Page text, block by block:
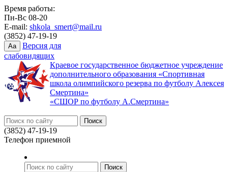
Время работы:
Пн-Вс 08-20
E-mail: shkola_smert@mail.ru
(3852) 47-19-19
Aa
Версия для
слабовидящих
Краевое государственное бюджетное учреждение
дополнительного образования «Спортивная
школа олимпийского резерва по футболу Алексея
Смертина»
«СШОР по футболу А.Смертина»
(3852) 47-19-19
Телефон приемной